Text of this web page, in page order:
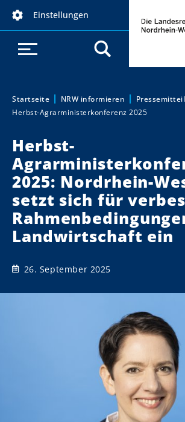
Einstellungen
Sie sind hier:
Startseite NRW informieren
Herbst-Agrarministerkonferenz 2025
Herbst-
2025: Nordrhein-
setzt sich für
Landwirtschaft ein
26. September 2025